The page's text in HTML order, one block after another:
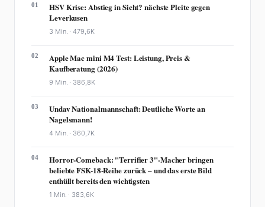
01
HSV Krise: Abstieg in Sicht? nächste Pleite gegen
Leverkusen
3 Min. ·479,6K
02
Apple Mac mini M4 Test: Leistung, Preis &
Kaufberatung (2026)
9 Min. · 386,8K
03
Undav Nationalmannschaft: Deutliche Worte an
Nagelsmann!
4 Min. · 360,7K
04
Horror-Comeback: "Terrifier 3"-Macher bringen
beliebte FSK-18-Reihe zurück – und das erste Bild
enthüllt bereits den wichtigsten
1 Min. · 383,6K